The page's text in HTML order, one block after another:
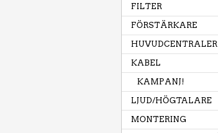
FILTER
FÖRSTÄRKARE
HUVUDCENTRALER
KABEL
KAMPANJ!
LJUD/HÖGTALARE
MONTERING